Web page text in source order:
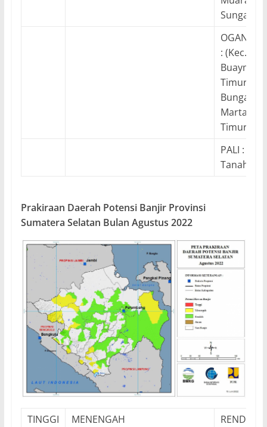
OGAN
: (Kec.
Timur,
Timur)
PALI :
Prakiraan Daerah Potensi Banjir Provinsi
Sumatera Selatan Bulan Agustus 2022
TINGGI MENENGAH
RENDAH